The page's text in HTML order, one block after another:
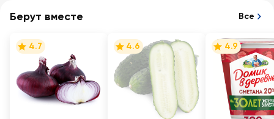
Берут вместе Все
4.7 4.6 4.9